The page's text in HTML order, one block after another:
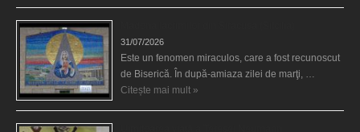
31/07/2026
Este un fenomen miraculos, care a fost recunoscut
de Biserică. În după-amiaza zilei de marţi, …
Citește mai mult »